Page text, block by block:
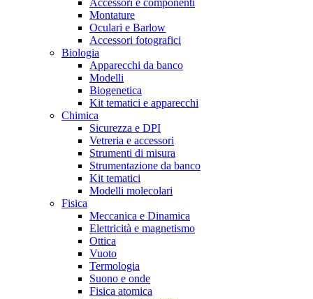
Montature
Oculari e Barlow
Accessori fotografici
Biologia
Apparecchi da banco
Modelli
Biogenetica
Kit tematici e apparecchi
Chimica
Sicurezza e DPI
Vetreria e accessori
Strumenti di misura
Strumentazione da banco
Kit tematici
Modelli molecolari
Fisica
Meccanica e Dinamica
Elettricità e magnetismo
Ottica
Vuoto
Termologia
Suono e onde
Fisica atomica